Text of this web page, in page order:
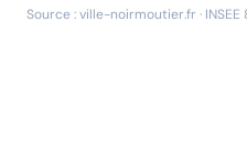
Source : ville-noirmoutier.fr · INSEE